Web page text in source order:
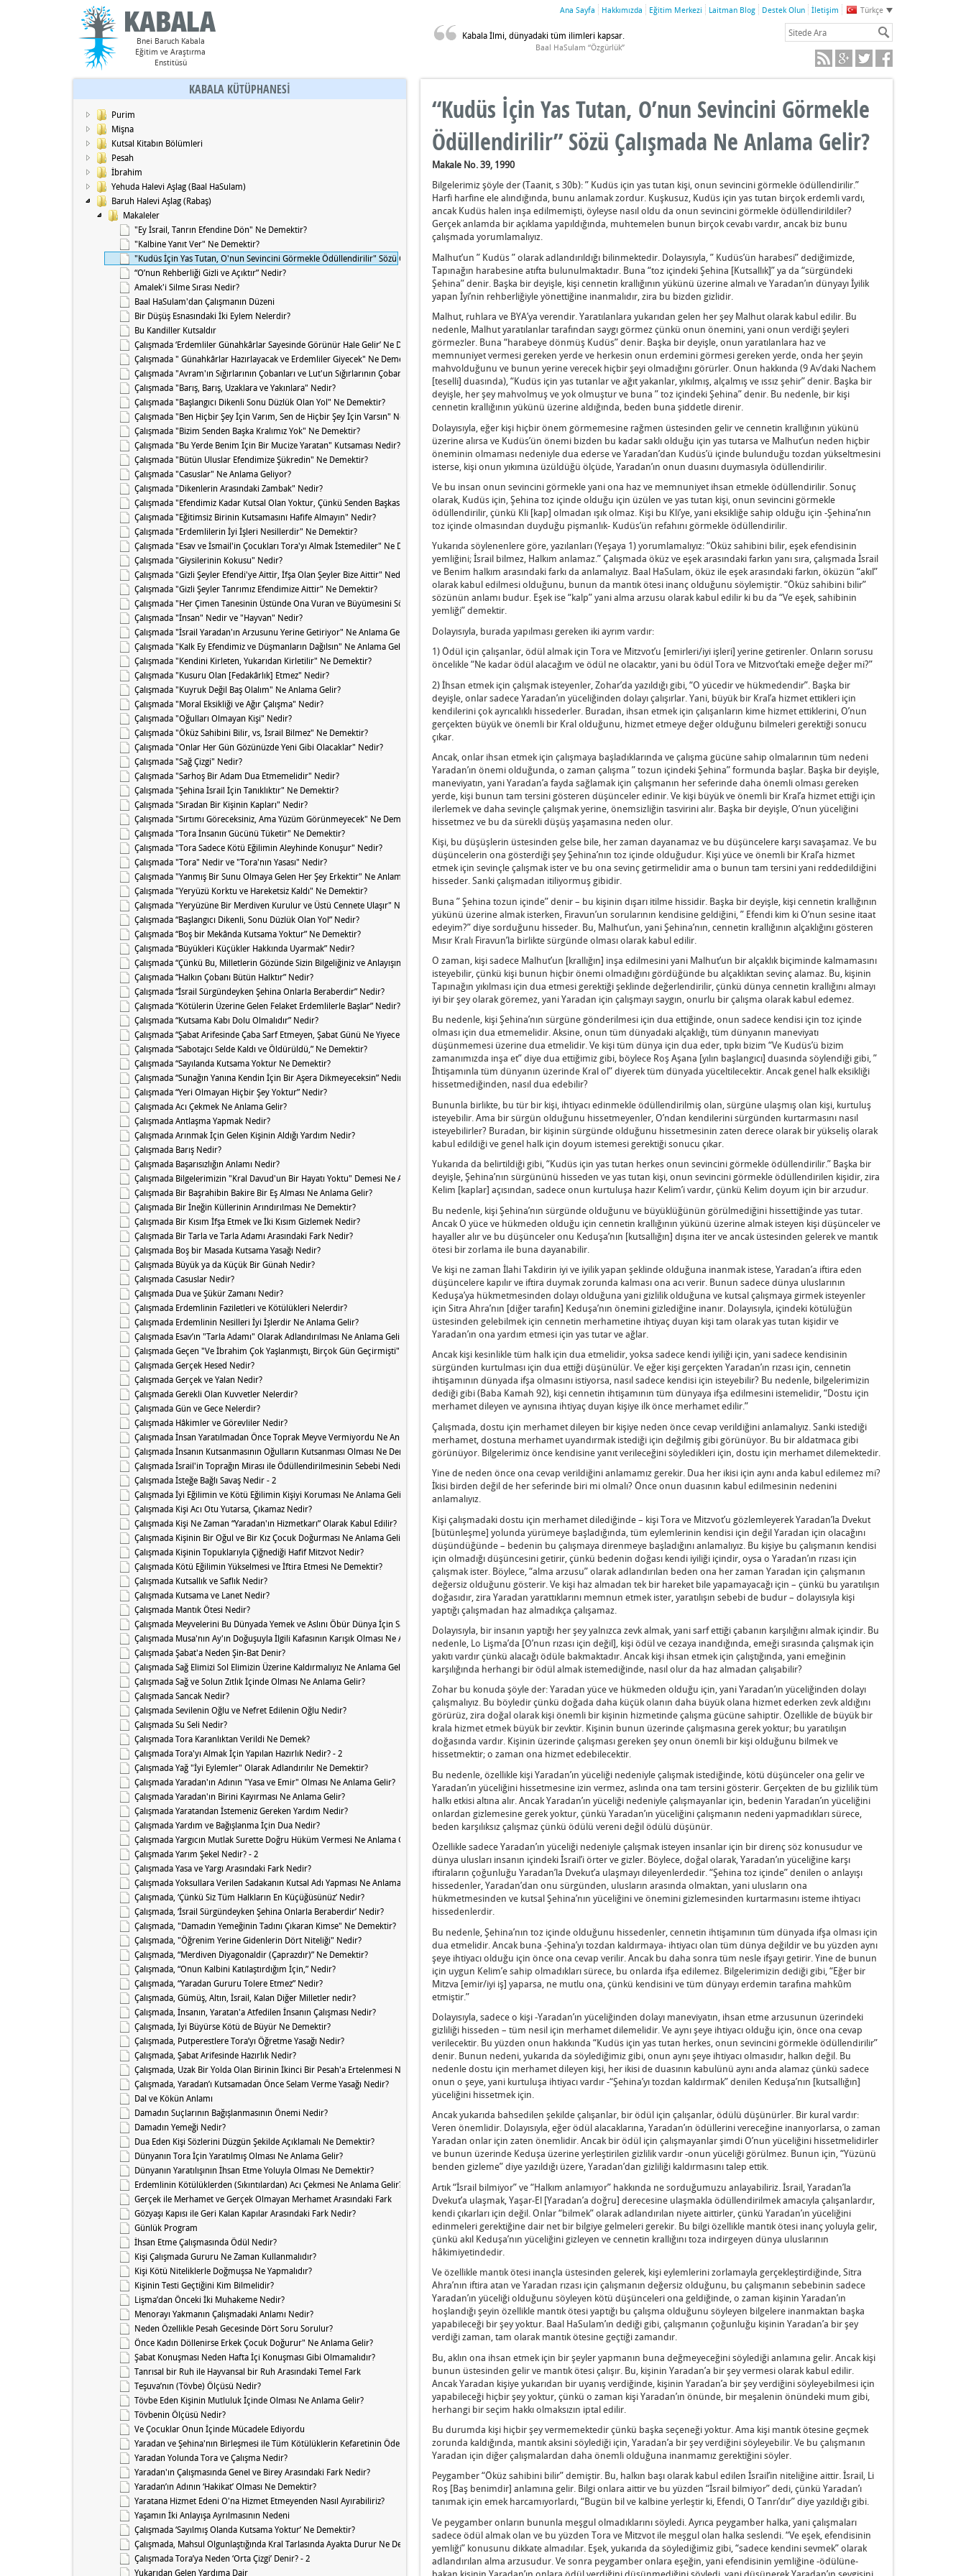
Bnei Baruch Kabala
Eğitim ve Araştırma
Enstitüsü
Türkçe
Ana Sayfa Hakkımızda Eğitim Merkezi Laitman Blog Destek Olun İletişim
Kabala İlmi, dünyadaki tüm ilimleri kapsar.
Baal HaSulam “Özgürlük”
KABALA KÜTÜPHANESİ
Purim
Mişna
Kutsal Kitabın Bölümleri
Pesah
İbrahim
Yehuda Halevi Aşlag (Baal HaSulam)
Baruh Halevi Aşlag (Rabaş)
Makaleler
"Ey İsrail, Tanrın Efendine Dön" Ne Demektir?
"Kalbine Yanıt Ver" Ne Demektir?
"Kudüs İçin Yas Tutan, O'nun Sevincini Görmekle Ödüllendirilir" Sözü Çalışmada Ne Anlama Gelir?
“O’nun Rehberliği Gizli ve Açıktır” Nedir?
Amalek'i Silme Sırası Nedir?
Baal HaSulam'dan Çalışmanın Düzeni
Bir Düşüş Esnasındaki İki Eylem Nelerdir?
Bu Kandiller Kutsaldır
Çalışmada ‘Erdemliler Günahkârlar Sayesinde Görünür Hale Gelir’ Ne Demektir?
Çalışmada " Günahkârlar Hazırlayacak ve Erdemliler Giyecek" Ne Demektir?
Çalışmada "Avram'ın Sığırlarının Çobanları ve Lut'un Sığırlarının Çobanları" Nedir?
Çalışmada "Barış, Barış, Uzaklara ve Yakınlara" Nedir?
Çalışmada "Başlangıcı Dikenli Sonu Düzlük Olan Yol" Ne Demektir?
Çalışmada "Ben Hiçbir Şey İçin Varım, Sen de Hiçbir Şey İçin Varsın" Ne Demektir?
Çalışmada "Bizim Senden Başka Kralımız Yok" Ne Demektir?
Çalışmada "Bu Yerde Benim İçin Bir Mucize Yaratan" Kutsaması Nedir?
Çalışmada "Bütün Uluslar Efendimize Şükredin" Ne Demektir?
Çalışmada "Casuslar" Ne Anlama Geliyor?
Çalışmada "Dikenlerin Arasındaki Zambak" Nedir?
Çalışmada "Efendimiz Kadar Kutsal Olan Yoktur, Çünkü Senden Başkası Yoktur" Nedir?
Çalışmada "Eğitimsiz Birinin Kutsamasını Hafife Almayın" Nedir?
Çalışmada "Erdemlilerin İyi İşleri Nesillerdir" Ne Demektir?
Çalışmada "Esav ve İsmail'in Çocukları Tora'yı Almak İstemediler" Ne Demektir?
Çalışmada "Giysilerinin Kokusu" Nedir?
Çalışmada "Gizli Şeyler Efendi'ye Aittir, İfşa Olan Şeyler Bize Aittir" Nedir?
Çalışmada "Gizli Şeyler Tanrımız Efendimize Aittir" Ne Demektir?
Çalışmada "Her Çimen Tanesinin Üstünde Ona Vuran ve Büyümesini Söyleyen Bir Görevli Vardır!" Ne Demektir?
Çalışmada "İnsan" Nedir ve "Hayvan" Nedir?
Çalışmada "İsrail Yaradan'ın Arzusunu Yerine Getiriyor" Ne Anlama Gelir?
Çalışmada "Kalk Ey Efendimiz ve Düşmanların Dağılsın" Ne Anlama Gelir?
Çalışmada "Kendini Kirleten, Yukarıdan Kirletilir" Ne Demektir?
Çalışmada "Kusuru Olan [Fedakârlık] Etmez" Nedir?
Çalışmada "Kuyruk Değil Baş Olalım" Ne Anlama Gelir?
Çalışmada "Moral Eksikliği ve Ağır Çalışma" Nedir?
Çalışmada "Oğulları Olmayan Kişi" Nedir?
Çalışmada "Öküz Sahibini Bilir, vs, İsrail Bilmez" Ne Demektir?
Çalışmada "Onlar Her Gün Gözünüzde Yeni Gibi Olacaklar" Nedir?
Çalışmada "Sağ Çizgi" Nedir?
Çalışmada "Sarhoş Bir Adam Dua Etmemelidir" Nedir?
Çalışmada "Şehina İsrail İçin Tanıklıktır" Ne Demektir?
Çalışmada "Sıradan Bir Kişinin Kapları" Nedir?
Çalışmada "Sırtımı Göreceksiniz, Ama Yüzüm Görünmeyecek" Ne Demektir?
Çalışmada "Tora İnsanın Gücünü Tüketir" Ne Demektir?
Çalışmada "Tora Sadece Kötü Eğilimin Aleyhinde Konuşur" Nedir?
Çalışmada "Tora" Nedir ve "Tora'nın Yasası" Nedir?
Çalışmada "Yanmış Bir Sunu Olmaya Gelen Her Şey Erkektir" Ne Anlama Gelir?
Çalışmada "Yeryüzü Korktu ve Hareketsiz Kaldı" Ne Demektir?
Çalışmada "Yeryüzüne Bir Merdiven Kurulur ve Üstü Cennete Ulaşır" Ne Demektir?
Çalışmada “Başlangıcı Dikenli, Sonu Düzlük Olan Yol” Nedir?
Çalışmada “Boş bir Mekânda Kutsama Yoktur” Ne Demektir?
Çalışmada “Büyükleri Küçükler Hakkında Uyarmak” Nedir?
Çalışmada “Çünkü Bu, Milletlerin Gözünde Sizin Bilgeliğiniz ve Anlayışınızdır” Nedir?
Çalışmada “Halkın Çobanı Bütün Halktır” Nedir?
Çalışmada “İsrail Sürgündeyken Şehina Onlarla Beraberdir” Nedir?
Çalışmada “Kötülerin Üzerine Gelen Felaket Erdemlilerle Başlar” Nedir?
Çalışmada “Kutsama Kabı Dolu Olmalıdır” Nedir?
Çalışmada “Şabat Arifesinde Çaba Sarf Etmeyen, Şabat Günü Ne Yiyecek” Nedir?
Çalışmada “Sabotajcı Selde Kaldı ve Öldürüldü,” Ne Demektir?
Çalışmada “Sayılanda Kutsama Yoktur Ne Demektir?
Çalışmada “Sunağın Yanına Kendin İçin Bir Aşera Dikmeyeceksin” Nedir?
Çalışmada “Yeri Olmayan Hiçbir Şey Yoktur” Nedir?
Çalışmada Acı Çekmek Ne Anlama Gelir?
Çalışmada Antlaşma Yapmak Nedir?
Çalışmada Arınmak İçin Gelen Kişinin Aldığı Yardım Nedir?
Çalışmada Barış Nedir?
Çalışmada Başarısızlığın Anlamı Nedir?
Çalışmada Bilgelerimizin "Kral Davud'un Bir Hayatı Yoktu" Demesi Ne Anlama Geliyor?
Çalışmada Bir Başrahibin Bakire Bir Eş Alması Ne Anlama Gelir?
Çalışmada Bir İneğin Küllerinin Arındırılması Ne Demektir?
Çalışmada Bir Kısım İfşa Etmek ve İki Kısım Gizlemek Nedir?
Çalışmada Bir Tarla ve Tarla Adamı Arasındaki Fark Nedir?
Çalışmada Boş bir Masada Kutsama Yasağı Nedir?
Çalışmada Büyük ya da Küçük Bir Günah Nedir?
Çalışmada Casuslar Nedir?
Çalışmada Dua ve Şükür Zamanı Nedir?
Çalışmada Erdemlinin Faziletleri ve Kötülükleri Nelerdir?
Çalışmada Erdemlinin Nesilleri İyi İşlerdir Ne Anlama Gelir?
Çalışmada Esav’ın "Tarla Adamı" Olarak Adlandırılması Ne Anlama Gelir
Çalışmada Geçen "Ve İbrahim Çok Yaşlanmıştı, Birçok Gün Geçirmişti" İfadesi Nedir?
Çalışmada Gerçek Hesed Nedir?
Çalışmada Gerçek ve Yalan Nedir?
Çalışmada Gerekli Olan Kuvvetler Nelerdir?
Çalışmada Gün ve Gece Nelerdir?
Çalışmada Hâkimler ve Görevliler Nedir?
Çalışmada İnsan Yaratılmadan Önce Toprak Meyve Vermiyordu Ne Anlama Gelir
Çalışmada İnsanın Kutsanmasının Oğulların Kutsanması Olması Ne Demektir?
Çalışmada İsrail'in Toprağın Mirası ile Ödüllendirilmesinin Sebebi Nedir?
Çalışmada İsteğe Bağlı Savaş Nedir - 2
Çalışmada İyi Eğilimin ve Kötü Eğilimin Kişiyi Koruması Ne Anlama Gelir?
Çalışmada Kişi Acı Otu Yutarsa, Çıkamaz Nedir?
Çalışmada Kişi Ne Zaman “Yaradan'ın Hizmetkarı” Olarak Kabul Edilir?
Çalışmada Kişinin Bir Oğul ve Bir Kız Çocuk Doğurması Ne Anlama Gelir?
Çalışmada Kişinin Topuklarıyla Çiğnediği Hafif Mitzvot Nedir?
Çalışmada Kötü Eğilimin Yükselmesi ve İftira Etmesi Ne Demektir?
Çalışmada Kutsallık ve Saflık Nedir?
Çalışmada Kutsama ve Lanet Nedir?
Çalışmada Mantık Ötesi Nedir?
Çalışmada Meyvelerini Bu Dünyada Yemek ve Aslını Öbür Dünya İçin Saklamak Nedir?
Çalışmada Musa'nın Ay'ın Doğuşuyla İlgili Kafasının Karışık Olması Ne Anlama Gelir?
Çalışmada Şabat'a Neden Şin-Bat Denir?
Çalışmada Sağ Elimizi Sol Elimizin Üzerine Kaldırmalıyız Ne Anlama Gelir?
Çalışmada Sağ ve Solun Zıtlık İçinde Olması Ne Anlama Gelir?
Çalışmada Sancak Nedir?
Çalışmada Sevilenin Oğlu ve Nefret Edilenin Oğlu Nedir?
Çalışmada Su Seli Nedir?
Çalışmada Tora Karanlıktan Verildi Ne Demek?
Çalışmada Tora'yı Almak İçin Yapılan Hazırlık Nedir? - 2
Çalışmada Yağ "İyi Eylemler" Olarak Adlandırılır Ne Demektir?
Çalışmada Yaradan'ın Adının "Yasa ve Emir" Olması Ne Anlama Gelir?
Çalışmada Yaradan'ın Birini Kayırması Ne Anlama Gelir?
Çalışmada Yaratandan İstemeniz Gereken Yardım Nedir?
Çalışmada Yardım ve Bağışlanma İçin Dua Nedir?
Çalışmada Yargıcın Mutlak Surette Doğru Hüküm Vermesi Ne Anlama Gelir?
Çalışmada Yarım Şekel Nedir? - 2
Çalışmada Yasa ve Yargı Arasındaki Fark Nedir?
Çalışmada Yoksullara Verilen Sadakanın Kutsal Adı Yapması Ne Anlama Gelir?
Çalışmada, ‘Çünkü Siz Tüm Halkların En Küçüğüsünüz’ Nedir?
Çalışmada, ‘İsrail Sürgündeyken Şehina Onlarla Beraberdir’ Nedir?
Çalışmada, "Damadın Yemeğinin Tadını Çıkaran Kimse" Ne Demektir?
Çalışmada, "Öğrenim Yerine Gidenlerin Dört Niteliği" Nedir?
Çalışmada, “Merdiven Diyagonaldir (Çaprazdır)” Ne Demektir?
Çalışmada, “Onun Kalbini Katılaştırdığım İçin,” Nedir?
Çalışmada, “Yaradan Gururu Tolere Etmez” Nedir?
Çalışmada, Gümüş, Altın, İsrail, Kalan Diğer Milletler nedir?
Çalışmada, İnsanın, Yaratan'a Atfedilen İnsanın Çalışması Nedir?
Çalışmada, İyi Büyürse Kötü de Büyür Ne Demektir?
Çalışmada, Putperestlere Tora’yı Öğretme Yasağı Nedir?
Çalışmada, Şabat Arifesinde Hazırlık Nedir?
Çalışmada, Uzak Bir Yolda Olan Birinin İkinci Bir Pesah'a Ertelenmesi Ne Anlama Gelir?
Çalışmada, Yaradan’ı Kutsamadan Önce Selam Verme Yasağı Nedir?
Dal ve Kökün Anlamı
Damadın Suçlarının Bağışlanmasının Önemi Nedir?
Damadın Yemeği Nedir?
Dua Eden Kişi Sözlerini Düzgün Şekilde Açıklamalı Ne Demektir?
Dünyanın Tora İçin Yaratılmış Olması Ne Anlama Gelir?
Dünyanın Yaratılışının İhsan Etme Yoluyla Olması Ne Demektir?
Erdemlinin Kötülüklerden (Sıkıntılardan) Acı Çekmesi Ne Anlama Gelir?
Gerçek ile Merhamet ve Gerçek Olmayan Merhamet Arasındaki Fark
Gözyaşı Kapısı ile Geri Kalan Kapılar Arasındaki Fark Nedir?
Günlük Program
İhsan Etme Çalışmasında Ödül Nedir?
Kişi Çalışmada Gururu Ne Zaman Kullanmalıdır?
Kişi Kötü Niteliklerle Doğmuşsa Ne Yapmalıdır?
Kişinin Testi Geçtiğini Kim Bilmelidir?
Lişma’dan Önceki İki Muhakeme Nedir?
Menorayı Yakmanın Çalışmadaki Anlamı Nedir?
Neden Özellikle Pesah Gecesinde Dört Soru Sorulur?
Önce Kadın Döllenirse Erkek Çocuk Doğurur" Ne Anlama Gelir?
Şabat Konuşması Neden Hafta İçi Konuşması Gibi Olmamalıdır?
Tanrısal bir Ruh ile Hayvansal bir Ruh Arasındaki Temel Fark
Teşuva’nın (Tövbe) Ölçüsü Nedir?
Tövbe Eden Kişinin Mutluluk İçinde Olması Ne Anlama Gelir?
Tövbenin Ölçüsü Nedir?
Ve Çocuklar Onun İçinde Mücadele Ediyordu
Yaradan ve Şehina'nın Birleşmesi ile Tüm Kötülüklerin Kefaretinin Ödenmesi Ne Anlama Gelir?
Yaradan Yolunda Tora ve Çalışma Nedir?
Yaradan'ın Çalışmasında Genel ve Birey Arasındaki Fark Nedir?
Yaradan’ın Adının ‘Hakikat’ Olması Ne Demektir?
Yaratana Hizmet Edeni O'na Hizmet Etmeyenden Nasıl Ayırabiliriz?
Yaşamın İki Anlayışa Ayrılmasının Nedeni
Çalışmada ‘Sayılmış Olanda Kutsama Yoktur’ Ne Demektir?
Çalışmada, Mahsul Olgunlaştığında Kral Tarlasında Ayakta Durur Ne Demektir?
Çalışmada Tora’ya Neden ‘Orta Çizgi’ Denir? - 2
Yukarıdan Gelen Yardıma Dair
“Kudüs İçin Yas Tutan, O’nun Sevincini Görmekle
Ödüllendirilir” Sözü Çalışmada Ne Anlama Gelir?
Makale No. 39, 1990
Bilgelerimiz şöyle der (Taanit, s 30b): ” Kudüs için yas tutan kişi, onun sevincini görmekle ödüllendirilir.”
Harfi harfine ele alındığında, bunu anlamak zordur. Kuşkusuz, Kudüs için yas tutan birçok erdemli vardı,
ancak Kudüs halen inşa edilmemişti, öyleyse nasıl oldu da onun sevincini görmekle ödüllendirildiler?
Gerçek anlamda bir açıklama yapıldığında, muhtemelen bunun birçok cevabı vardır, ancak biz bunu
çalışmada yorumlamalıyız.
Malhut’un ” Kudüs ” olarak adlandırıldığı bilinmektedir. Dolayısıyla, ” Kudüs’ün harabesi” dediğimizde,
Tapınağın harabesine atıfta bulunulmaktadır. Buna “toz içindeki Şehina [Kutsallık]” ya da “sürgündeki
Şehina” denir. Başka bir deyişle, kişi cennetin krallığının yükünü üzerine almalı ve Yaradan’ın dünyayı İyilik
yapan İyi’nin rehberliğiyle yönettiğine inanmalıdır, zira bu bizden gizlidir.
Malhut, ruhlara ve BYA’ya verendir. Yaratılanlara yukarıdan gelen her şey Malhut olarak kabul edilir. Bu
nedenle, Malhut yaratılanlar tarafından saygı görmez çünkü onun önemini, yani onun verdiği şeyleri
görmezler. Buna “harabeye dönmüş Kudüs” denir. Başka bir deyişle, onun yaratılanlara haz ve
memnuniyet vermesi gereken yerde ve herkesin onun erdemini görmesi gereken yerde, onda her şeyin
mahvolduğunu ve bunun yerine verecek hiçbir şeyi olmadığını görürler. Onun hakkında (9 Av’daki Nachem
[teselli] duasında), “Kudüs için yas tutanlar ve ağıt yakanlar, yıkılmış, alçalmış ve ıssız şehir” denir. Başka bir
deyişle, her şey mahvolmuş ve yok olmuştur ve buna ” toz içindeki Şehina” denir. Bu nedenle, bir kişi
cennetin krallığının yükünü üzerine aldığında, beden buna şiddetle direnir.
Dolayısıyla, eğer kişi hiçbir önem görmemesine rağmen üstesinden gelir ve cennetin krallığının yükünü
üzerine alırsa ve Kudüs’ün önemi bizden bu kadar saklı olduğu için yas tutarsa ve Malhut’un neden hiçbir
öneminin olmaması nedeniyle dua ederse ve Yaradan’dan Kudüs’ü içinde bulunduğu tozdan yükseltmesini
isterse, kişi onun yıkımına üzüldüğü ölçüde, Yaradan’ın onun duasını duymasıyla ödüllendirilir.
Ve bu insan onun sevincini görmekle yani ona haz ve memnuniyet ihsan etmekle ödüllendirilir. Sonuç
olarak, Kudüs için, Şehina toz içinde olduğu için üzülen ve yas tutan kişi, onun sevincini görmekle
ödüllendirilir, çünkü Kli [kap] olmadan ışık olmaz. Kişi bu Kli’ye, yani eksikliğe sahip olduğu için -Şehina’nın
toz içinde olmasından duyduğu pişmanlık- Kudüs’ün refahını görmekle ödüllendirilir.
Yukarıda söylenenlere göre, yazılanları (Yeşaya 1) yorumlamalıyız: “Öküz sahibini bilir, eşek efendisinin
yemliğini; İsrail bilmez, Halkım anlamaz.” Çalışmada öküz ve eşek arasındaki farkın yanı sıra, çalışmada İsrail
ve Benim halkım arasındaki farkı da anlamalıyız. Baal HaSulam, öküz ile eşek arasındaki farkın, öküzün “akıl”
olarak kabul edilmesi olduğunu, bunun da mantık ötesi inanç olduğunu söylemiştir. “Öküz sahibini bilir”
sözünün anlamı budur. Eşek ise “kalp” yani alma arzusu olarak kabul edilir ki bu da “Ve eşek, sahibinin
yemliği” demektir.
Dolayısıyla, burada yapılması gereken iki ayrım vardır:
1) Ödül için çalışanlar, ödül almak için Tora ve Mitzvot’u [emirleri/iyi işleri] yerine getirenler. Onların sorusu
öncelikle “Ne kadar ödül alacağım ve ödül ne olacaktır, yani bu ödül Tora ve Mitzvot’taki emeğe değer mi?”
2) İhsan etmek için çalışmak isteyenler, Zohar’da yazıldığı gibi, “O yücedir ve hükmedendir”. Başka bir
deyişle, onlar sadece Yaradan’ın yüceliğinden dolayı çalışırlar. Yani, büyük bir Kral’a hizmet ettikleri için
kendilerini çok ayrıcalıklı hissederler. Buradan, ihsan etmek için çalışanların kime hizmet ettiklerini, O’nun
gerçekten büyük ve önemli bir Kral olduğunu, hizmet etmeye değer olduğunu bilmeleri gerektiği sonucu
çıkar.
Ancak, onlar ihsan etmek için çalışmaya başladıklarında ve çalışma gücüne sahip olmalarının tüm nedeni
Yaradan’ın önemi olduğunda, o zaman çalışma ” tozun içindeki Şehina” formunda başlar. Başka bir deyişle,
maneviyatın, yani Yaradan’a fayda sağlamak için çalışmanın her seferinde daha önemli olması gereken
yerde, kişi bunun tam tersini gösteren düşünceler edinir. Ve kişi büyük ve önemli bir Kral’a hizmet ettiği için
ilerlemek ve daha sevinçle çalışmak yerine, önemsizliğin tasvirini alır. Başka bir deyişle, O’nun yüceliğini
hissetmez ve bu da sürekli düşüş yaşamasına neden olur.
Kişi, bu düşüşlerin üstesinden gelse bile, her zaman dayanamaz ve bu düşüncelere karşı savaşamaz. Ve bu
düşüncelerin ona gösterdiği şey Şehina’nın toz içinde olduğudur. Kişi yüce ve önemli bir Kral’a hizmet
etmek için sevinçle çalışmak ister ve bu ona sevinç getirmelidir ama o bunun tam tersini yani reddedildiğini
hisseder. Sanki çalışmadan itiliyormuş gibidir.
Buna ” Şehina tozun içinde” denir – bu kişinin dışarı itilme hissidir. Başka bir deyişle, kişi cennetin krallığının
yükünü üzerine almak isterken, Firavun’un sorularının kendisine geldiğini, ” Efendi kim ki O’nun sesine itaat
edeyim?” diye sorduğunu hisseder. Bu, Malhut’un, yani Şehina’nın, cennetin krallığının alçaklığını gösteren
Mısır Kralı Firavun’la birlikte sürgünde olması olarak kabul edilir.
O zaman, kişi sadece Malhut’un [krallığın] inşa edilmesini yani Malhut’un bir alçaklık biçiminde kalmamasını
isteyebilir, çünkü kişi bunun hiçbir önemi olmadığını gördüğünde bu alçaklıktan sevinç alamaz. Bu, kişinin
Tapınağın yıkılması için dua etmesi gerektiği şeklinde değerlendirilir, çünkü dünya cennetin krallığını almayı
iyi bir şey olarak göremez, yani Yaradan için çalışmayı saygın, onurlu bir çalışma olarak kabul edemez.
Bu nedenle, kişi Şehina’nın sürgüne gönderilmesi için dua ettiğinde, onun sadece kendisi için toz içinde
olması için dua etmemelidir. Aksine, onun tüm dünyadaki alçaklığı, tüm dünyanın maneviyatı
düşünmemesi üzerine dua etmelidir. Ve kişi tüm dünya için dua eder, tıpkı bizim “Ve Kudüs’ü bizim
zamanımızda inşa et” diye dua ettiğimiz gibi, böylece Roş Aşana [yılın başlangıcı] duasında söylendiği gibi, ”
İhtişamınla tüm dünyanın üzerinde Kral ol” diyerek tüm dünyada yüceltilecektir. Ancak genel halk eksikliği
hissetmediğinden, nasıl dua edebilir?
Bununla birlikte, bu tür bir kişi, ihtiyacı edinmekle ödüllendirilmiş olan, sürgüne ulaşmış olan kişi, kurtuluş
isteyebilir. Ama bir sürgün olduğunu hissetmeyenler, O’ndan kendilerini sürgünden kurtarmasını nasıl
isteyebilirler? Buradan, bir kişinin sürgünde olduğunu hissetmesinin zaten derece olarak bir yükseliş olarak
kabul edildiği ve genel halk için doyum istemesi gerektiği sonucu çıkar.
Yukarıda da belirtildiği gibi, “Kudüs için yas tutan herkes onun sevincini görmekle ödüllendirilir.” Başka bir
deyişle, Şehina’nın sürgününü hisseden ve yas tutan kişi, onun sevincini görmekle ödüllendirilen kişidir, zira
Kelim [kaplar] açısından, sadece onun kurtuluşa hazır Kelim’i vardır, çünkü Kelim doyum için bir arzudur.
Bu nedenle, kişi Şehina’nın sürgünde olduğunu ve büyüklüğünün görülmediğini hissettiğinde yas tutar.
Ancak O yüce ve hükmeden olduğu için cennetin krallığının yükünü üzerine almak isteyen kişi düşünceler ve
hayaller alır ve bu düşünceler onu Keduşa’nın [kutsallığın] dışına iter ve ancak üstesinden gelerek ve mantık
ötesi bir zorlama ile buna dayanabilir.
Ve kişi ne zaman İlahi Takdirin iyi ve iyilik yapan şeklinde olduğuna inanmak istese, Yaradan’a iftira eden
düşüncelere kapılır ve iftira duymak zorunda kalması ona acı verir. Bunun sadece dünya uluslarının
Keduşa’ya hükmetmesinden dolayı olduğuna yani gizlilik olduğuna ve kutsal çalışmaya girmek isteyenler
için Sitra Ahra’nın [diğer tarafın] Keduşa’nın önemini gizlediğine inanır. Dolayısıyla, içindeki kötülüğün
üstesinden gelebilmek için cennetin merhametine ihtiyaç duyan kişi tam olarak yas tutan kişidir ve
Yaradan’ın ona yardım etmesi için yas tutar ve ağlar.
Ancak kişi kesinlikle tüm halk için dua etmelidir, yoksa sadece kendi iyiliği için, yani sadece kendisinin
sürgünden kurtulması için dua ettiği düşünülür. Ve eğer kişi gerçekten Yaradan’ın rızası için, cennetin
ihtişamının dünyada ifşa olmasını istiyorsa, nasıl sadece kendisi için isteyebilir? Bu nedenle, bilgelerimizin
dediği gibi (Baba Kamah 92), kişi cennetin ihtişamının tüm dünyaya ifşa edilmesini istemelidir, “Dostu için
merhamet dileyen ve aynısına ihtiyaç duyan kişiye ilk önce merhamet edilir.”
Çalışmada, dostu için merhamet dileyen bir kişiye neden önce cevap verildiğini anlamalıyız. Sanki istediği
merhamet, dostuna merhamet uyandırmak istediği için değilmiş gibi görünüyor. Bu bir aldatmaca gibi
görünüyor. Bilgelerimiz önce kendisine yanıt verileceğini söyledikleri için, dostu için merhamet dilemektedir.
Yine de neden önce ona cevap verildiğini anlamamız gerekir. Dua her ikisi için aynı anda kabul edilemez mi?
İkisi birden değil de her seferinde biri mi olmalı? Önce onun duasının kabul edilmesinin nedenini
anlamalıyız.
Kişi çalışmadaki dostu için merhamet dilediğinde – kişi Tora ve Mitzvot’u gözlemleyerek Yaradan’la Dvekut
[bütünleşme] yolunda yürümeye başladığında, tüm eylemlerinin kendisi için değil Yaradan için olacağını
düşündüğünde – bedenin bu çalışmaya direnmeye başladığını anlamalıyız. Bu kişiye bu çalışmanın kendisi
için olmadığı düşüncesini getirir, çünkü bedenin doğası kendi iyiliği içindir, oysa o Yaradan’ın rızası için
çalışmak ister. Böylece, “alma arzusu” olarak adlandırılan beden ona her zaman Yaradan için çalışmanın
değersiz olduğunu gösterir. Ve kişi haz almadan tek bir hareket bile yapamayacağı için – çünkü bu yaratılışın
doğasıdır, zira Yaradan yarattıklarını memnun etmek ister, yaratılışın sebebi de budur – dolayısıyla kişi
yaptığı çalışmadan haz almadıkça çalışamaz.
Dolayısıyla, bir insanın yaptığı her şey yalnızca zevk almak, yani sarf ettiği çabanın karşılığını almak içindir. Bu
nedenle, Lo Lişma’da [O’nun rızası için değil], kişi ödül ve cezaya inandığında, emeği sırasında çalışmak için
yakıtı vardır çünkü alacağı ödüle bakmaktadır. Ancak kişi ihsan etmek için çalıştığında, yani emeğinin
karşılığında herhangi bir ödül almak istemediğinde, nasıl olur da haz almadan çalışabilir?
Zohar bu konuda şöyle der: Yaradan yüce ve hükmeden olduğu için, yani Yaradan’ın yüceliğinden dolayı
çalışmalıyız. Bu böyledir çünkü doğada daha küçük olanın daha büyük olana hizmet ederken zevk aldığını
görürüz, zira doğal olarak kişi önemli bir kişinin hizmetinde çalışma gücüne sahiptir. Özellikle de büyük bir
krala hizmet etmek büyük bir zevktir. Kişinin bunun üzerinde çalışmasına gerek yoktur; bu yaratılışın
doğasında vardır. Kişinin üzerinde çalışması gereken şey onun önemli bir kişi olduğunu bilmek ve
hissetmektir; o zaman ona hizmet edebilecektir.
Bu nedenle, özellikle kişi Yaradan’ın yüceliği nedeniyle çalışmak istediğinde, kötü düşünceler ona gelir ve
Yaradan’ın yüceliğini hissetmesine izin vermez, aslında ona tam tersini gösterir. Gerçekten de bu gizlilik tüm
halkı etkisi altına alır. Ancak Yaradan’ın yüceliği nedeniyle çalışmayanlar için, bedenin Yaradan’ın yüceliğini
onlardan gizlemesine gerek yoktur, çünkü Yaradan’ın yüceliğini çalışmanın nedeni yapmadıkları sürece,
beden karşılıksız çalışmaz çünkü ödülü vereni değil ödülü düşünür.
Özellikle sadece Yaradan’ın yüceliği nedeniyle çalışmak isteyen insanlar için bir direnç söz konusudur ve
dünya ulusları insanın içindeki İsrail’i örter ve gizler. Böylece, doğal olarak, Yaradan’ın yüceliğine karşı
iftiraların çoğunluğu Yaradan’la Dvekut’a ulaşmayı dileyenlerdedir. “Şehina toz içinde” denilen o anlayışı
hissedenler, Yaradan’dan onu sürgünden, ulusların arasında olmaktan, yani ulusların ona
hükmetmesinden ve kutsal Şehina’nın yüceliğini ve önemini gizlemesinden kurtarmasını isteme ihtiyacı
hissedenlerdir.
Bu nedenle, Şehina’nın toz içinde olduğunu hissedenler, cennetin ihtişamının tüm dünyada ifşa olması için
dua etmelidir. Ancak buna -Şehina’yı tozdan kaldırmaya- ihtiyacı olan tüm dünya değildir ve bu yüzden aynı
şeye ihtiyacı olduğu için önce ona cevap verilir. Ancak bu daha sonra tüm nesle ifşayı getirir. Yine de bunun
için uygun Kelim’e sahip olmadıkları sürece, bu onlarda ifşa edilemez. Bilgelerimizin dediği gibi, “Eğer bir
Mitzva [emir/iyi iş] yaparsa, ne mutlu ona, çünkü kendisini ve tüm dünyayı erdemin tarafına mahkûm
etmiştir.”
Dolayısıyla, sadece o kişi -Yaradan’ın yüceliğinden dolayı maneviyatın, ihsan etme arzusunun üzerindeki
gizliliği hisseden – tüm nesil için merhamet dilemelidir. Ve aynı şeye ihtiyacı olduğu için, önce ona cevap
verilecektir. Bu yüzden onun hakkında “Kudüs için yas tutan herkes, onun sevincini görmekle ödüllendirilir”
denir. Bunun nedeni, yukarıda da söylediğimiz gibi, onun aynı şeye ihtiyacı olmasıdır, halkın değil. Bu
nedenle dostu için merhamet dileyen kişi, her ikisi de duasının kabulünü aynı anda alamaz çünkü sadece
onun o şeye, yani kurtuluşa ihtiyacı vardır -“Şehina’yı tozdan kaldırmak” denilen Keduşa’nın [kutsallığın]
yüceliğini hissetmek için.
Ancak yukarıda bahsedilen şekilde çalışanlar, bir ödül için çalışanlar, ödülü düşünürler. Bir kural vardır:
Veren önemlidir. Dolayısıyla, eğer ödül alacaklarına, Yaradan’ın ödüllerini vereceğine inanıyorlarsa, o zaman
Yaradan onlar için zaten önemlidir. Ancak bir ödül için çalışmayanlar şimdi O’nun yüceliğini hissetmelidirler
ve bunun üzerinde Keduşa üzerine yerleştirilen gizlilik vardır -onun yüceliği görülmez. Bunun için, “Yüzünü
benden gizleme” diye yazıldığı üzere, Yaradan’dan gizliliği kaldırmasını talep ettik.
Artık “İsrail bilmiyor” ve “Halkım anlamıyor” hakkında ne sorduğumuzu anlayabiliriz. İsrail, Yaradan’la
Dvekut’a ulaşmak, Yaşar-El [Yaradan’a doğru] derecesine ulaşmakla ödüllendirilmek amacıyla çalışanlardır,
kendi çıkarları için değil. Onlar “bilmek” olarak adlandırılan niyete aittirler, çünkü Yaradan’ın yüceliğini
edinmeleri gerektiğine dair net bir bilgiye gelmeleri gerekir. Bu bilgi özellikle mantık ötesi inanç yoluyla gelir,
çünkü akıl Keduşa’nın yüceliğini gizleyen ve cennetin krallığını toza indirgeyen dünya uluslarının
hâkimiyetindedir.
Ve özellikle mantık ötesi inançla üstesinden gelerek, kişi eylemlerini zorlamayla gerçekleştirdiğinde, Sitra
Ahra’nın iftira atan ve Yaradan rızası için çalışmanın değersiz olduğunu, bu çalışmanın sebebinin sadece
Yaradan’ın yüceliği olduğunu söyleyen kötü düşünceleri ona geldiğinde, o zaman kişinin Yaradan’ın
hoşlandığı şeyin özellikle mantık ötesi yaptığı bu çalışma olduğunu söyleyen bilgelere inanmaktan başka
yapabileceği bir şey yoktur. Baal HaSulam’ın dediği gibi, çalışmanın çoğunluğu kişinin Yaradan’a bir şey
verdiği zaman, tam olarak mantık ötesine geçtiği zamandır.
Bu, aklın ona ihsan etmek için bir şeyler yapmanın buna değmeyeceğini söylediği anlamına gelir. Ancak kişi
bunun üstesinden gelir ve mantık ötesi çalışır. Bu, kişinin Yaradan’a bir şey vermesi olarak kabul edilir.
Ancak Yaradan kişiye yukarıdan bir uyanış verdiğinde, kişinin Yaradan’a bir şey verdiğini söyleyebilmesi için
yapabileceği hiçbir şey yoktur, çünkü o zaman kişi Yaradan’ın önünde, bir meşalenin önündeki mum gibi,
herhangi bir seçim hakkı olmaksızın iptal edilir.
Bu durumda kişi hiçbir şey vermemektedir çünkü başka seçeneği yoktur. Ama kişi mantık ötesine geçmek
zorunda kaldığında, mantık aksini söylediği için, Yaradan’a bir şey verdiğini söyleyebilir. Ve bu çalışmanın
Yaradan için diğer çalışmalardan daha önemli olduğuna inanmamız gerektiğini söyler.
Peygamber “Öküz sahibini bilir” demiştir. Bu, halkın başı olarak kabul edilen İsrail’in niteliğine aittir. İsrail, Li
Roş [Baş benimdir] anlamına gelir. Bilgi onlara aittir ve bu yüzden “İsrail bilmiyor” dedi, çünkü Yaradan’ı
tanımak için emek harcamıyorlardı, “Bugün bil ve kalbine yerleştir ki, Efendi, O Tanrı’dır” diye yazıldığı gibi.
Ve peygamber onların bununla meşgul olmadıklarını söyledi. Ayrıca peygamber halka, yani çalışmaları
sadece ödül almak olan ve bu yüzden Tora ve Mitzvot ile meşgul olan halka seslendi. “Ve eşek, efendisinin
yemliği” konusunu dikkate almadılar. Eşek, yukarıda da söylediğimiz gibi, “sadece kendini sevmek” olarak
adlandırılan alma arzusudur. Ve sonra peygamber onlara eşeğin, yani efendisinin yemliğine -ödülüne-